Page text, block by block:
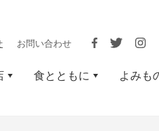
お問い合わせ
食とともに よみも